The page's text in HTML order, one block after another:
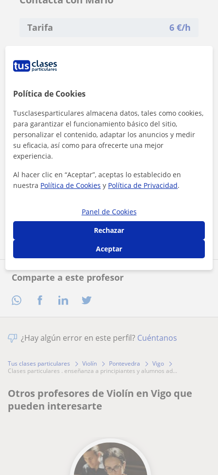
Comparte a este profesor
Tarifa 6 €/h
Contactar ahora
¿Hay algún error en este perfil? Cuéntanos
Tus clases particulares Violín Pontevedra
Vigo
clases particulares . enseñanza a principiantes y alumnos ad...
Otros profesores de Violín en Vigo que
pueden interesarte
Política de Cookies
Tusclasesparticulares almacena datos, tales como cookies,
para garantizar el funcionamiento básico del sitio,
personalizar el contenido, adaptar los anuncios y medir
su eficacia, así como para ofrecerte una mejor
experiencia.
Al hacer clic en “Aceptar”, aceptas lo establecido en
nuestra Política de Cookies y Política de Privacidad.
Panel de Cookies
Rechazar
Aceptar